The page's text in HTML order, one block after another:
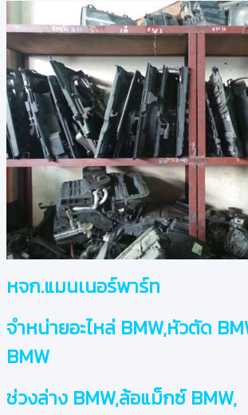
หจก.แมนเนอร์พาร์ท
จำหน่ายอะไหล่ BMW,หัวตัด
BMW
ช่วงล่าง BMW,ล้อแม็กซ์ BMW,